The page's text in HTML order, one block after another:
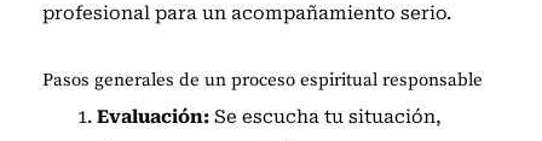
profesionalpara un acompañamiento serio.
Pasos generales de un proceso espiritual responsable
Evaluación:Se escucha tu situación,